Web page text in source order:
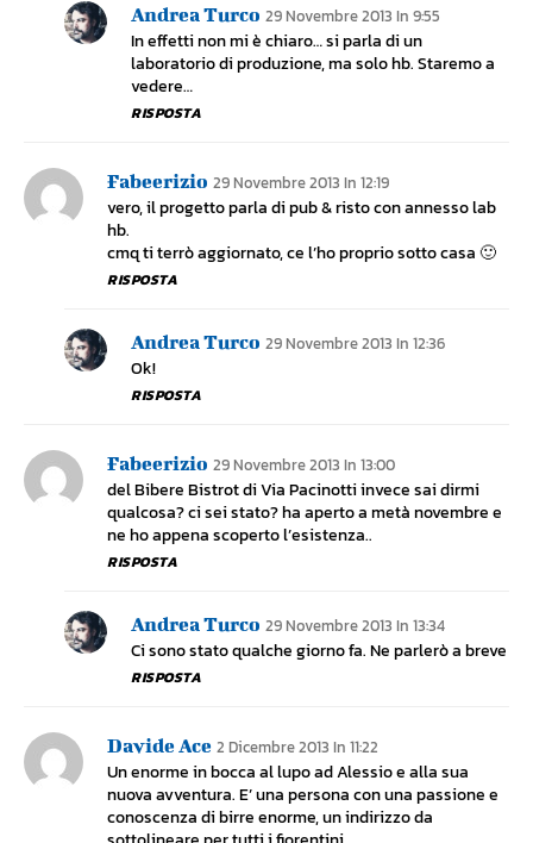
Andrea Turco 29 Novembre 2013 In 9:55
In effetti non mi è chiaro… si parla di un
laboratorio di produzione, ma solo hb. Staremo a
vedere…
RISPOSTA
Fabeerizio 29 Novembre 2013 In 12:19
vero, il progetto parla di pub & risto con annesso lab
hb.
cmq ti terrò aggiornato, ce l’ho proprio sotto casa 🙂
RISPOSTA
Andrea Turco 29 Novembre 2013 In 12:36
Ok!
RISPOSTA
Fabeerizio 29 Novembre 2013 In 13:00
del Bibere Bistrot di Via Pacinotti invece sai dirmi
qualcosa? ci sei stato? ha aperto a metà novembre e
ne ho appena scoperto l’esistenza..
RISPOSTA
Andrea Turco 29 Novembre 2013 In 13:34
Ci sono stato qualche giorno fa. Ne parlerò a breve
RISPOSTA
Davide Ace 2 Dicembre 2013 In 11:22
Un enorme in bocca al lupo ad Alessio e alla sua
nuova avventura. E’ una persona con una passione e
conoscenza di birre enorme, un indirizzo da